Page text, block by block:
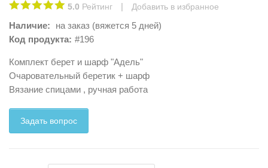
5.0 Рейтинг | Добавить в избранное
Наличие:
на заказ (вяжется 5 дней)
Код продукта: #196
Комплект берет и шарф "Адель"
Очаровательный беретик + шарф
Вязание спицами , ручная работа
Задать вопрос